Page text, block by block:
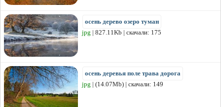
осень дерево озеро туман
jpg | 827.11Kb | скачали: 175
осень деревья поле трава дорога
jpg | (14.07Mb) | скачали: 149